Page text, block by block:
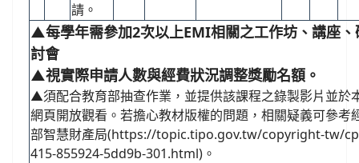
請。
▲每學年需參加2次以上EMI相關之工作坊、講座、
討會
▲視實際申請人數與經費狀況調整獎勵名額。
▲須配合教育部抽查作業，並提供該課程之錄製影片並於
網頁開放觀看。若擔心教材版權的問題，相關疑義可參考
部智慧財產局(https://topic.tipo.gov.tw/copyright-tw/
415-855924-5dd9b-301.html)。